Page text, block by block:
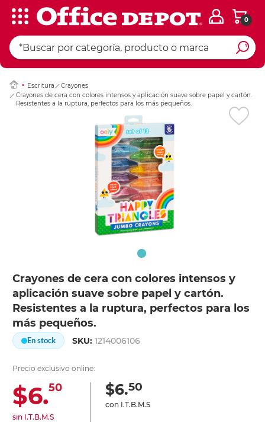
0
Escritura
Crayones
Crayones de cera con colores intensos y aplicación suave sobre papel y cartón.
Resistentes a la ruptura, perfectos para los más pequeños.
Crayones de cera con colores intensos y
aplicación suave sobre papel y cartón.
Resistentes a la ruptura, perfectos para los
más pequeños.
En stock SKU:1214006106
Precio exclusivo online:
$6.50
sin I.T.B.M.S
$6.50
con I.T.B.M.S
Ingresar Codigo